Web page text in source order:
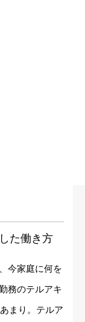
た働き方
今家庭に何を
務のテルアキ
まり。テルア